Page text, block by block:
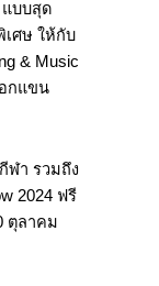
บบสุด
เศษ ให้กับ
& Music
กแขน
ฬา รวมถึง
2024 ฟรี
ตุลาคม